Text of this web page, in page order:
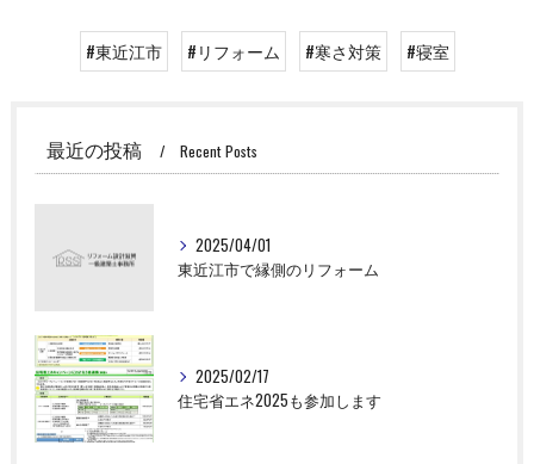
#東近江市 #リフォーム #寒さ対策 #寝室
最近の投稿 Recent Posts
2025/04/01
東近江市で縁側のリフォーム
2025/02/17
住宅省エネ2025も参加します